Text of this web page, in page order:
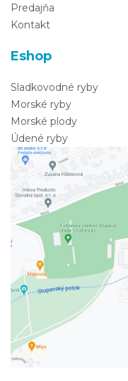
Predajňa
Kontakt
Eshop
Sladkovodné ryby
Morské ryby
Morské plody
Údené ryby